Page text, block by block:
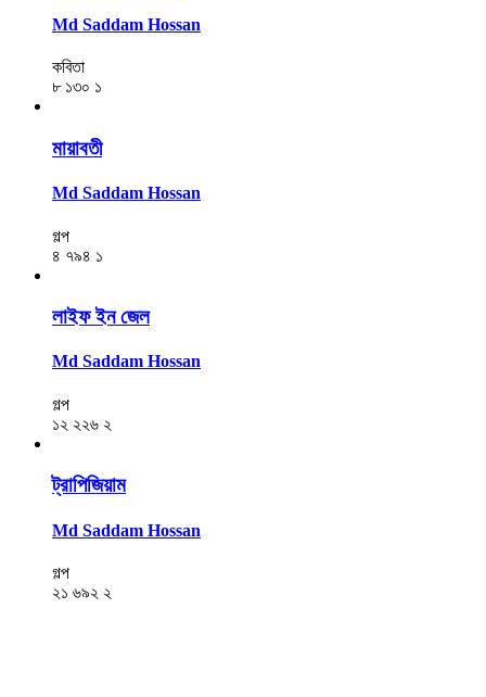
Md Saddam Hossan
কবিতা
৮ ১৩০ ১
মায়াবতী
Md Saddam Hossan
গল্প
৪ ৭৯৪ ১
লাইফ ইন জেল
Md Saddam Hossan
গল্প
১২ ২২৬ ২
ট্রাপিজিয়াম
Md Saddam Hossan
গল্প
২১ ৬৯২ ২